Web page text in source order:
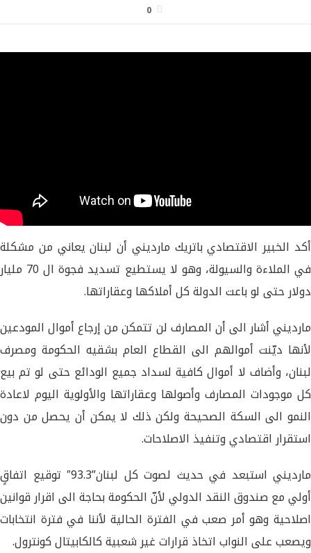
0
أكد الخبير الاقتصادي باتريك مارديني أن لبنان يعاني من مشكلة
في الملاءة والسيولة، وهو لا يستطيع تسديد فجوة ال 70 مليار
دولار حتى لو باعت الدولة كل أملاكها وعقاراتها.
مارديني أشار الى أن المصارف لن تتمكن من إرجاع أموال المودعين
لأنها ديّنت أموالهم الى القطاع العام بشقيه الحكومة ومصرف
لبنان، وأضاف لا أموال كافية لسداد جميع الودائع حتى لو تم بيع
كل موجودات المصارف وأصولها وعقاراتها والأولوية اليوم لاعادة
النمو الى السكة الصحيحة ولكن ذلك لا يمكن أن يحصل من دون
استقرار اقتصادي وتنفيذ الاصلاحات.
مارديني استبعد في حديث لصوت كل لبنان”93.3″ توقيع اتفاقٍ
أولي مع صندوق النقد الدولي لأنّ الحكومة بحاجة الى اقرار قوانين
اصلاحية وهو أمر صعب في الفترة الحالية لأننا في فترة انتخابات
ويصعب على النواب اتخاذ قرارات غير شعبية كالكابيتال كونترول.